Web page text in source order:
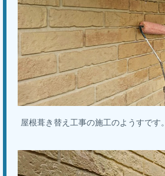
屋根葺き替え工事の施工のようすです。